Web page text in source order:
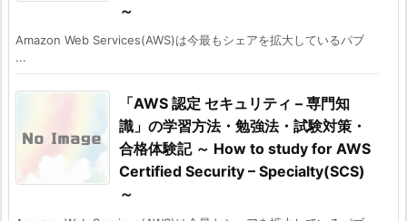
～
Amazon Web Services(AWS)は今最もシェアを拡大しているパブ
...
「AWS 認定 セキュリティ – 専門知
識」の学習方法・勉強法・試験対策・
合格体験記 ～ How to study for AWS
Certified Security – Specialty(SCS)
～